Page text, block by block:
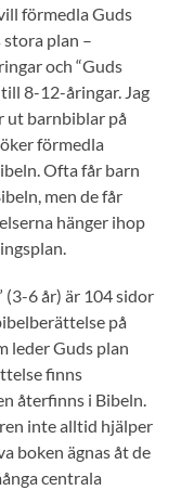
förmedla Guds
plan –
och “Guds
8-12-åringar. Jag
ut barnbiblar på
förmedla
Ofta får barn
men de får
hänger ihop
(3-6 år) är 104 sidor
på
leder Guds plan
finns
återfinns i Bibeln.
inte alltid hjälper
boken ägnas åt de
centrala